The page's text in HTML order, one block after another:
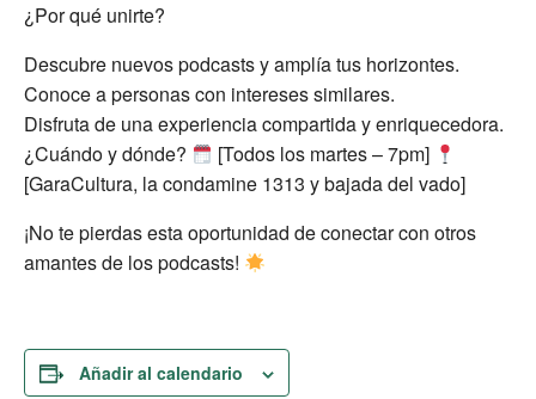
¿Por qué unirte?
Descubre nuevos podcasts y amplía tus horizontes.
Conoce a personas con intereses similares.
Disfruta de una experiencia compartida y enriquecedora.
¿Cuándo y dónde?
[Todos los martes – 7pm]
[GaraCultura, la condamine 1313 y bajada del vado]
¡No te pierdas esta oportunidad de conectar con otros
amantes de los podcasts!
Añadir al calendario